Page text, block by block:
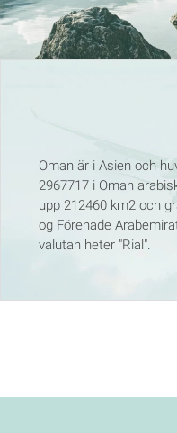
Oman är i Asien och
2967717 i Oman
upp 212460 km2 och
og Förenade
valutan heter "Rial".